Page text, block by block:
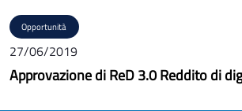
Opportunità
27/06/2019
Approvazione di ReD 3.0 Reddito di